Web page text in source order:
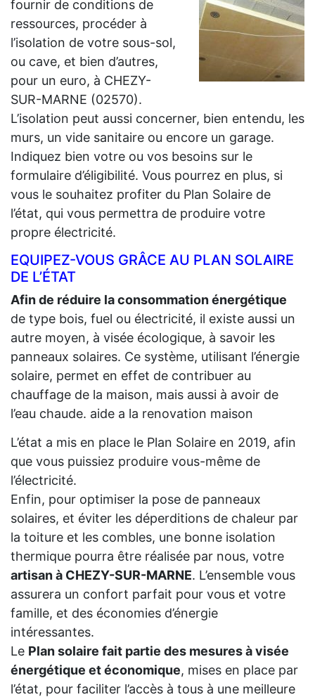
fournir de conditions de
ressources, procéder à
l’isolation de votre sous-sol,
ou cave, et bien d’autres,
pour un euro, à CHEZY-
SUR-MARNE (02570).
L’isolation peut aussi concerner, bien entendu, les
murs, un vide sanitaire ou encore un garage.
Indiquez bien votre ou vos besoins sur le
formulaire d’éligibilité. Vous pourrez en plus, si
vous le souhaitez profiter du Plan Solaire de
l’état, qui vous permettra de produire votre
propre électricité.
EQUIPEZ-VOUS GRÂCE AU PLAN SOLAIRE
DE L’ÉTAT
Afin de réduire la consommation énergétique
de type bois, fuel ou électricité, il existe aussi un
autre moyen, à visée écologique, à savoir les
panneaux solaires. Ce système, utilisant l’énergie
solaire, permet en effet de contribuer au
chauffage de la maison, mais aussi à avoir de
l’eau chaude. aide a la renovation maison
L’état a mis en place le Plan Solaire en 2019, afin
que vous puissiez produire vous-même de
l’électricité.
Enfin, pour optimiser la pose de panneaux
solaires, et éviter les déperditions de chaleur par
la toiture et les combles, une bonne isolation
thermique pourra être réalisée par nous, votre
artisan à CHEZY-SUR-MARNE. L’ensemble vous
assurera un confort parfait pour vous et votre
famille, et des économies d’énergie
intéressantes.
Le Plan solaire fait partie des mesures à visée
énergétique et économique, mises en place par
l’état, pour faciliter l’accès à tous à une meilleure